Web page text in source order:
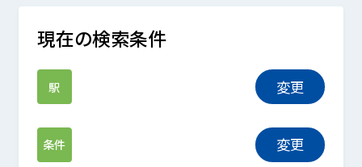
現在の検索条件
駅 変更
条件 変更